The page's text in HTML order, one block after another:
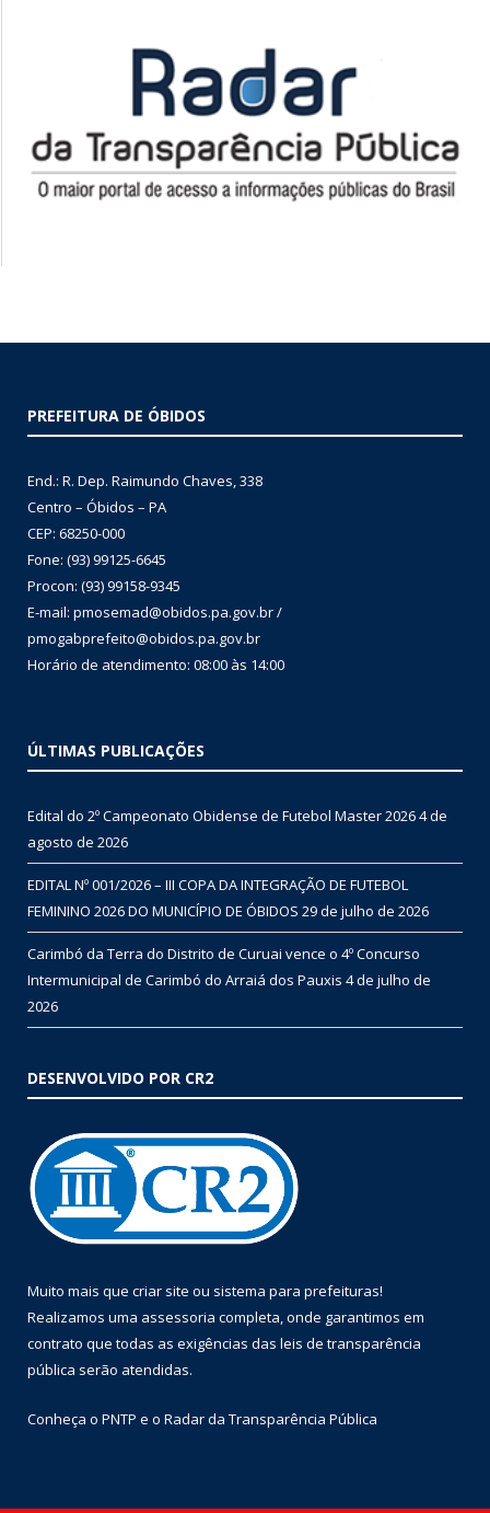
PREFEITURA DE ÓBIDOS
End.: R. Dep. Raimundo Chaves, 338
Centro – Óbidos – PA
CEP: 68250-000
Fone: (93) 99125-6645
Procon: (93) 99158-9345
E-mail: pmosemad@obidos.pa.gov.br /
pmogabprefeito@obidos.pa.gov.br
Horário de atendimento: 08:00 às 14:00
ÚLTIMAS PUBLICAÇÕES
Edital do 2º Campeonato Obidense de Futebol Master 20264 de
agosto de 2026
EDITAL Nº 001/2026 – III COPA DA INTEGRAÇÃO DE FUTEBOL
FEMININO 2026 DO MUNICÍPIO DE ÓBIDOS 29 de julho de 2026
Carimbó da Terra do Distrito de Curuai vence o 4º Concurso
Intermunicipal de Carimbó do Arraiá dos Pauxis 4 de julho de
2026
DESENVOLVIDO POR CR2
Muito mais que criar site ou sistema para prefeituras!
Realizamos uma assessoria completa, onde garantimos em
contrato que todas as exigências das leis de transparência
pública serão atendidas.
Conheça o PNTP e o Radar da Transparência Pública